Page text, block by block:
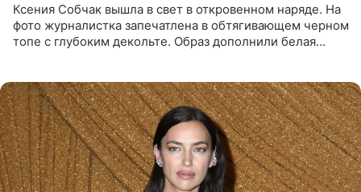
Ксения Собчак вышла в свет в откровенном наряде. На
фото журналистка запечатлена в обтягивающем черном
топе с глубоким декольте. Образ дополнили белая